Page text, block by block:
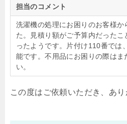
担当のコメント
洗濯機の処理にお困りのお客様か
た。見積り額がご予算内だった
ったようです。片付け110番では
能です。不用品にお困りの際はま
い。
この度はご依頼いただき、あり